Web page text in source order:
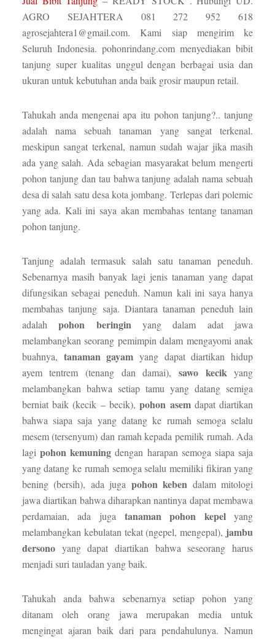
AGRO SEJAHTERA 081 272 952 618
agrosejahtera1@gmail.com. Kami siap mengirim ke
Seluruh Indonesia. pohonrindang.com menyediakan bibit
tanjung super kualitas unggul dengan berbagai usia dan
ukuran untuk kebutuhan anda baik grosir maupun retail.
Tahukah anda mengenai apa itu pohon tanjung?.. tanjung
adalah nama sebuah tanaman yang sangat terkenal.
meskipun sangat terkenal, namun sudah wajar jika masih
ada yang salah. Ada sebagian masyarakat belum mengerti
pohon tanjung dan tau bahwa tanjung adalah nama sebuah
desa di salah satu desa kota jombang. Terlepas dari polemic
yang ada. Kali ini saya akan membahas tentang tanaman
pohon tanjung.
Tanjung adalah termasuk salah satu tanaman peneduh.
Sebenarnya masih banyak lagi jenis tanaman yang dapat
difungsikan sebagai peneduh. Namun kali ini saya hanya
membahas tanjung saja. Diantara tanaman peneduh lain
adalahpohon beringinyang dalam adat jawa
melambangkan seorang pemimpin dalam mengayomi anak
buahnya, tanaman gayam yang dapat diartikan hidup
ayem tentrem (tenang dan damai), sawo kecikyang
melambangkan bahwa setiap tamu yang datang semiga
berniat baik (kecik – becik),pohon asemdapat diartikan
bahwa siapa saja yang datang ke rumah semoga selalu
mesem (tersenyum) dan ramah kepada pemilik rumah. Ada
lagipohon kemuning dengan harapan semoga siapa saja
yang datang ke rumah semoga selalu memiliki fikiran yang
bening (bersih), ada juga pohon keben dalam mitologi
jawa diartikan bahwa diharapkan nantinya dapat membawa
perdamaian, ada juga tanaman pohon kepelyang
melambangkan kebulatan tekat (ngepel, mengepal), jambu
dersonoyang dapat diartikan bahwa seseorang harus
menjadi suri tauladan yang baik.
Tahukah anda bahwa sebenarnya setiap pohon yang
ditanam oleh orang jawa merupakan media untuk
mengingat ajaran baik dari para pendahulunya. Namun